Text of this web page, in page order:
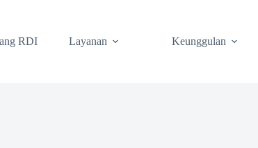
RDI Layanan Keunggulan